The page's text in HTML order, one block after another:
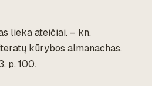
lieka ateičiai. – kn.
kūrybos almanachas.
p. 100.